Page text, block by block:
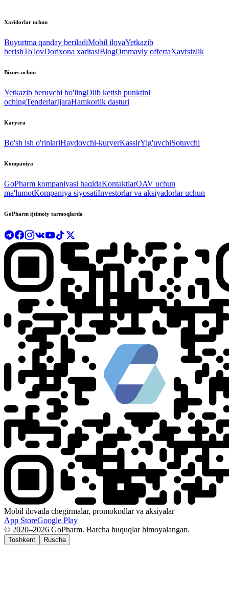
Xaridorlar uchun
Buyurtma qanday beriladiMobil ilovaYetkazib
berishTo'lovDorixona xaritasiBlogOmmaviy offertaXavfsizlik
Biznes uchun
Yetkazib beruvchi bo'lingOlib ketish punktini
ochingTenderlarIjaraHamkorlik dasturi
Karyera
Bo'sh ish o'rinlariHaydovchi-kuryerKassirYig'uvchiSotuvchi
Kompaniya
GoPharm kompaniyasi haqidaKontaktlarOAV uchun
ma'lumotKompaniya siyosatiInvestorlar va aksiyadorlar uchun
GoPharm ijtimoiy tarmoqlarda
Mobil ilovada chegirmalar, promokodlar va aksiyalar
App StoreGoogle Play
© 2020–2026 GoPharm. Barcha huquqlar himoyalangan.
Toshkent Ruscha